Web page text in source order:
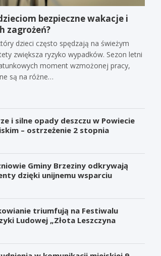
bezpieczne wakacje i
zagrożeń?
dzieci często spędzają na świeżym
zwiększa ryzyko wypadków. Sezon letni
moment wzmożonej pracy,
są na różne…
i silne opady deszczu w Powiecie
– ostrzeżenie 2 stopnia
Gminy Brzeziny odkrywają
dzięki unijnemu wsparciu
triumfują na Festiwalu
Ludowej „Złota Leszczyna